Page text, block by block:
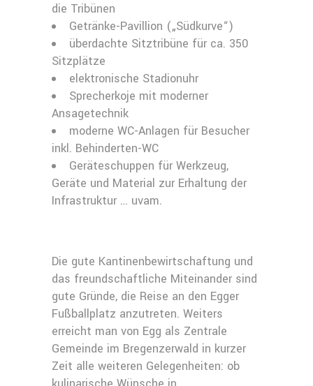
die Tribünen
Getränke-Pavillion („Südkurve“)
überdachte Sitztribüne für ca. 350
Sitzplätze
elektronische Stadionuhr
Sprecherkoje mit moderner
Ansagetechnik
moderne WC-Anlagen für Besucher
inkl. Behinderten-WC
Geräteschuppen für Werkzeug,
Geräte und Material zur Erhaltung der
Infrastruktur … uvam.
Die gute Kantinenbewirtschaftung und
das freundschaftliche Miteinander sind
gute Gründe, die Reise an den Egger
Fußballplatz anzutreten. Weiters
erreicht man von Egg als Zentrale
Gemeinde im Bregenzerwald in kurzer
Zeit alle weiteren Gelegenheiten: ob